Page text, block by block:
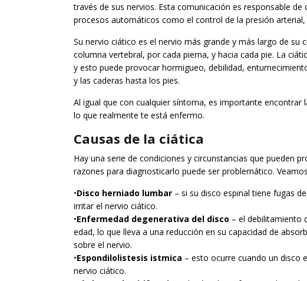
través de sus nervios. Esta comunicación es responsable
procesos automáticos como el control de la presión
Su nervio ciático es el nervio más grande y más largo de su
columna vertebral, por cada pierna, y hacia cada pie. La
y esto puede provocar hormigueo, debilidad,
y las caderas hasta los pies.
Al igual que con cualquier síntoma, es importante encontrar
lo que realmente te está enfermo.
Causas de la ciática
Hay una serie de condiciones y circunstancias que pueden
razones para diagnosticarlo puede ser problemático.
•Disco herniado lumbar– si su disco espinal tiene fugas
irritar el nervio ciático.
•Enfermedad degenerativa del disco – el debilitamiento
edad, lo que lleva a una reducción en su capacidad de
sobre el nervio.
•Espondilolistesis istmica – esto ocurre cuando un disco
nervio ciático.